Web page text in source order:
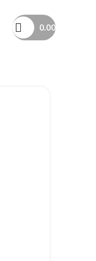
0.00